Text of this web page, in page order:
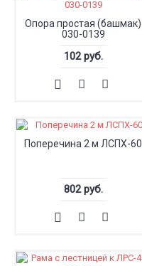
Опора простая (башмак)
030-0139
102 руб.
Поперечина 2 м ЛСПХ-60
802 руб.